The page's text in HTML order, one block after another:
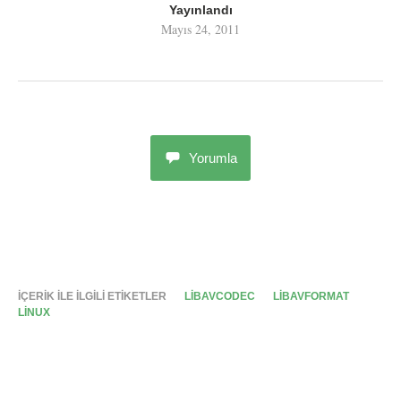
Yayınlandı
Mayıs 24, 2011
Yorumla
İÇERIK ILE ILGILI ETIKETLER LIBAVCODEC
LIBAVFORMAT
LINUX